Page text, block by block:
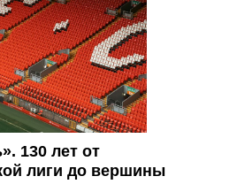
130 лет от
лиги до вершины